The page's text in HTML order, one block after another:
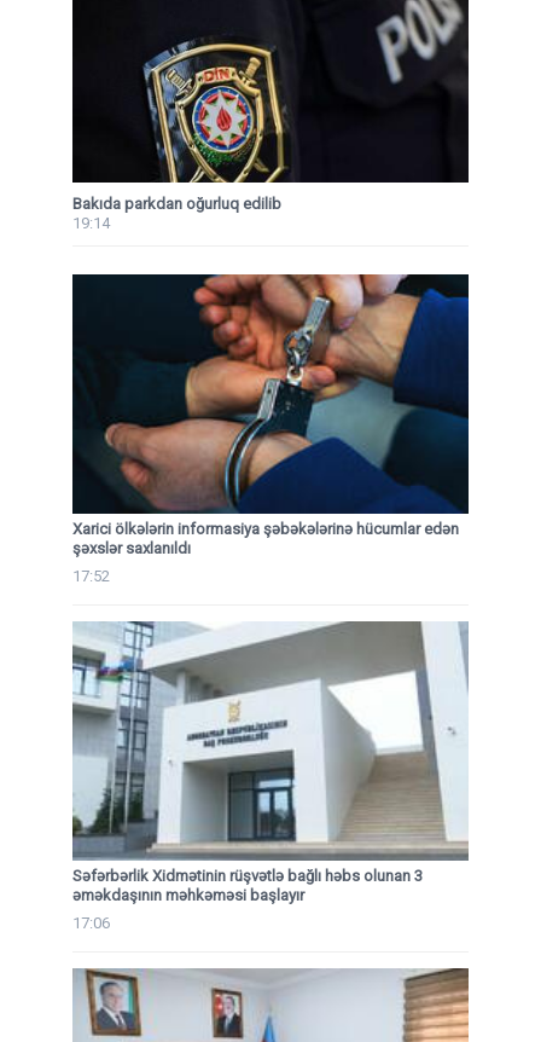
Bakıda parkdan oğurluq edilib
19:14
Xarici ölkələrin informasiya şəbəkələrinə hücumlar edən
şəxslər saxlanıldı
17:52
Səfərbərlik Xidmətinin rüşvətlə bağlı həbs olunan 3
əməkdaşının məhkəməsi başlayır
17:06